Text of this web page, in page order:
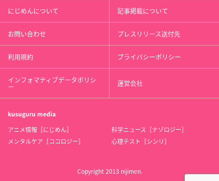
にじめんについて 記事掲載について
お問い合わせ プレスリリース送付先
利用規約 プライバシーポリシー
インフォマティブデータポリシ
ー 運営会社
kusuguru media
アニメ情報［にじめん］
科学ニュース［ナゾロジー］
メンタルケア［ココロジー］
心理テスト［シンリ］
Copyright 2013 nijimen.